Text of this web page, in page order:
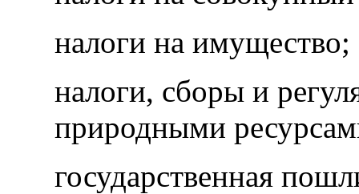
налоги на имущество;
налоги, сборы и
природными
государственная